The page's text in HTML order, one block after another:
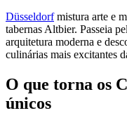
Düsseldorfmistura arte e
tabernas Altbier. Passeia
arquitetura moderna e
culinárias mais excitantes
O que torna os
únicos